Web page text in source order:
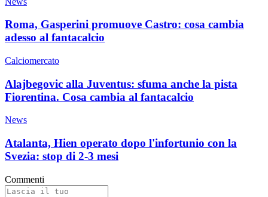
Roma, Gasperini promuove Castro: cosa cambia
adesso al fantacalcio
Calciomercato
Alajbegovic alla Juventus: sfuma anche la pista
Fiorentina. Cosa cambia al fantacalcio
News
Atalanta, Hien operato dopo l'infortunio con la
Svezia: stop di 2-3 mesi
Commenti